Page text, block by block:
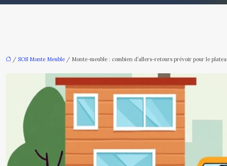
/ SOS Monte Meuble / Monte-meuble : combien d’allers-retours prévoir pour le